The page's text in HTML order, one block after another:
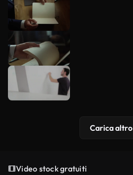
Carica altro
Video stock gratuiti